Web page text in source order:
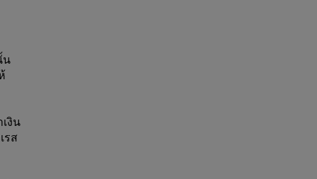
น
งิน
รส